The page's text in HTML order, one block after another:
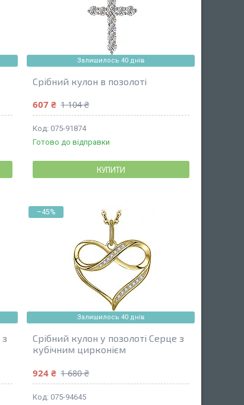
Залишилось 40 днів
Срібний кулон в позолоті
607 ₴ 1 104 ₴
075-91874
Готово до відправки
КУПИТИ
–45%
Залишилось 40 днів
Срібний кулон у позолоті Серце з
кубічним цирконієм
924 ₴ 1 680 ₴
075-94645